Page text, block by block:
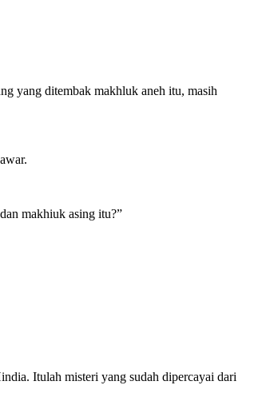
yang ditembak makhluk aneh itu, masih
makhiuk asing itu?”
Itulah misteri yang sudah dipercayai dari